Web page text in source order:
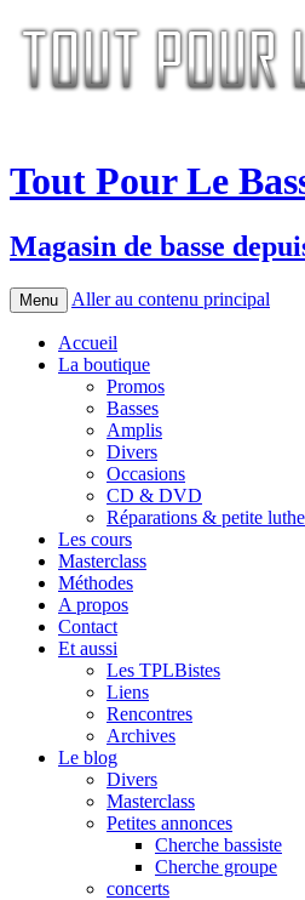
Tout Pour Le
Magasin de basse
Menu Aller au contenu principal
Accueil
La boutique
Promos
Basses
Amplis
Divers
Occasions
CD & DVD
Réparations & petite
Les cours
Masterclass
Méthodes
A propos
Contact
Et aussi
Les TPLBistes
Liens
Rencontres
Archives
Le blog
Divers
Masterclass
Petites annonces
Cherche bassiste
Cherche groupe
concerts